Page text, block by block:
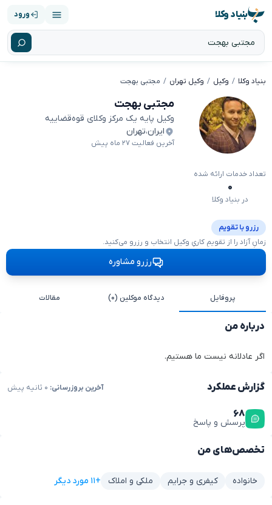
بنیاد وکلا ورود
بنیاد وکلا وکیل وکیل تهران مجتبی بهجت
مجتبی بهجت
وکیل پایه یک مرکز وکلای قوه‌قضاییه
ایران،تهران
آخرین فعالیت ۲۷ ماه پیش
تعداد خدمات ارائه شده
۰
در بنیاد وکلا
رزرو با تقویم
زمانِ آزاد را از تقویمِ کاریِ وکیل انتخاب و رزرو می‌کنید.
رزرو مشاوره
پروفایل دیدگاه موکلین (۰) مقالات
درباره من
اگر عادلانه نیست ما هستیم.
گزارش عملکرد آخرین بروزرسانی:
۶۸
پرسش و پاسخ
تخصص‌های من
خانواده کیفری و جرایم ملکی و املاک +۱۱ مورد دیگر